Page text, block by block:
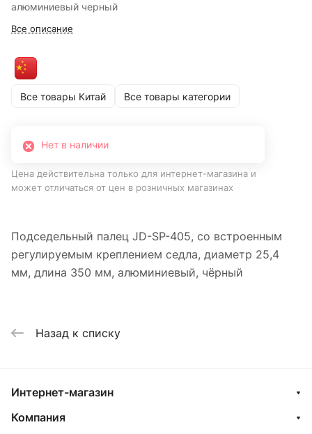
алюминиевый черный
Все описание
Все товары Китай Все товары категории
Нет в наличии
Цена действительна только для интернет-магазина и
может отличаться от цен в розничных магазинах
Подседельный палец JD-SP-405, со встроенным
регулируемым креплением седла, диаметр 25,4
мм, длина 350 мм, алюминиевый, чёрный
Назад к списку
Интернет-магазин
Компания